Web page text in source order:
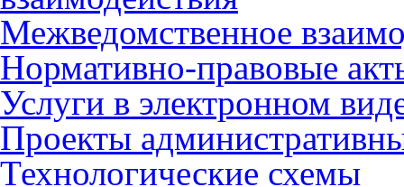
Межведомственное
Нормативно-правовые
Услуги в электронном
Проекты
Технологические схемы